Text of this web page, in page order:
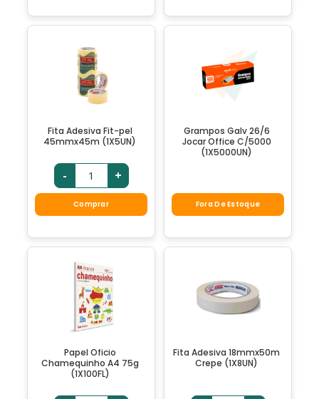
Fita Adesiva Fit-pel
45mmx45m (1X5UN)
- +
Comprar
Grampos Galv 26/6
Jocar Office C/5000
(1X5000UN)
Fora De Estoque
Papel Oficio
Chamequinho A4 75g
(1X100FL)
Fita Adesiva 18mmx50m
Crepe (1X8UN)